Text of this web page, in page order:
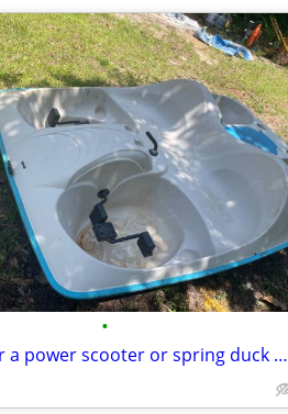
•
Looking for a power scooter or spring duck play ground toy